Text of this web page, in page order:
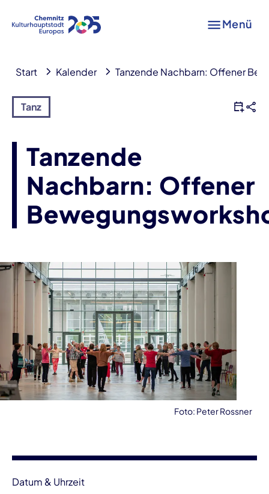
Menü
Start Kalender Tanzende Nachbarn: Offener
Tanz
Tanzende
Nachbarn: Offener
Foto: Peter Rossner
Datum & Uhrzeit